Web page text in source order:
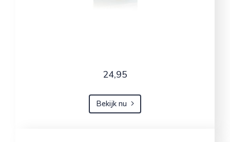
24,95
Bekijk nu